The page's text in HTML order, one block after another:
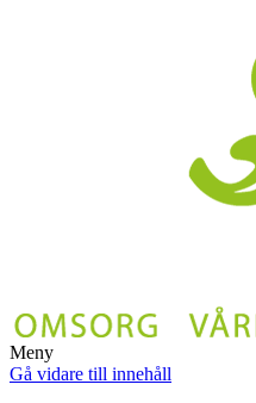
Meny
Gå vidare till innehåll